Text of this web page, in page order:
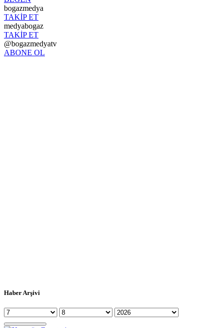
bogazmedya
TAKİP ET
medyabogaz
TAKİP ET
@bogazmedyatv
ABONE OL
Haber Arşivi